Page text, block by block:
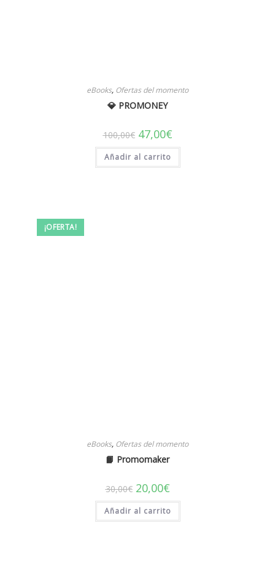
eBooks, Ofertas del momento
💎 PROMONEY
100,00€ El
precio
original
era:
100,00€.
47,00€El
precio
actual
47,00€.
Añadir al carrito
¡OFERTA!
eBooks, Ofertas del momento
📙 Promomaker
30,00€ El
precio
original
era:
30,00€.
20,00€El
precio
actual
es:
20,00€.
Añadir al carrito